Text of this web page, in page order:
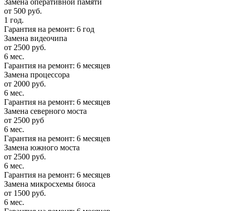
Замена оперативной памяти
от 500 руб.
1 год.
Гарантия на ремонт: 6 год
Замена видеочипа
от 2500 руб.
6 мес.
Гарантия на ремонт: 6 месяцев
Замена процессора
от 2000 руб.
6 мес.
Гарантия на ремонт: 6 месяцев
Замена северного моста
от 2500 руб
6 мес.
Гарантия на ремонт: 6 месяцев
Замена южного моста
от 2500 руб.
6 мес.
Гарантия на ремонт: 6 месяцев
Замена микросхемы биоса
от 1500 руб.
6 мес.